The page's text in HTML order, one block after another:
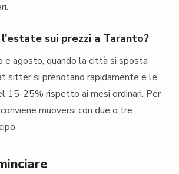
sui prezzi a Taranto?
e agosto, quando la città si sposta
sitter si prenotano rapidamente e le
15-25% rispetto ai mesi ordinari. Per
muoversi con due o tre